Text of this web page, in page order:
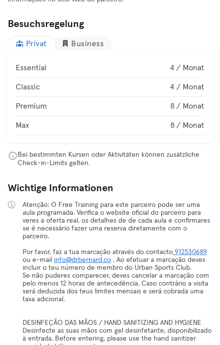
Besuchsregelung
Privat Business
Essential 4 / Monat
Classic 4 / Monat
Premium 8 / Monat
Max 8 / Monat
Bei bestimmten Kursen oder Aktivitäten können zusätzliche
Check-in-Limits gelten.
Wichtige Informationen
Atenção: O Free Training para este parceiro pode ser uma
aula programada. Verifica o website oficial do parceiro para
veres a oferta real, os detalhes de de cada aula e confirmares
se é necessário fazer uma reserva diretamente com o
parceiro.
Por favor, faz a tua marcação através do contacto 912530689
ou e-mail info@drbernard.co . Ao efetuar a marcação deves
incluir o teu número de membro do Urban Sports Club.
Se não puderes comparecer, deves cancelar a marcação com
pelo menos 12 horas de antecedência. Caso contrário a visita
será deduzida dos teus limites mensais e será cobrada uma
taxa adicional.
DESINFEÇÃO DAS MÃOS / HAND SANITIZING AND HYGIENE
Desinfecte as suas mãos com gel desinfetante, disponibilizado
à entrada. Before entering, please use the hand sanitizer